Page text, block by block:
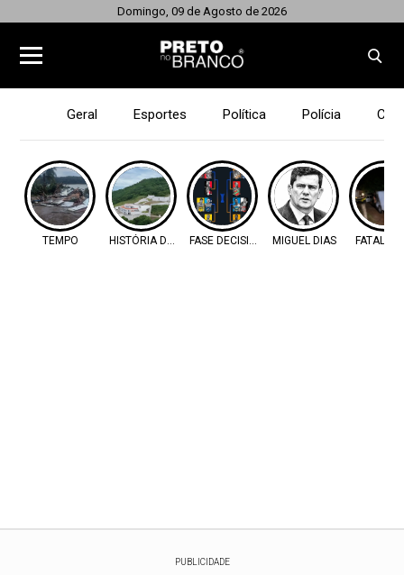
Domingo, 09 de Agosto de 2026
Geral Esportes Política Polícia
TEMPO HISTÓRIA DO OESTEFASE DECISIVA MIGUEL DIAS
PUBLICIDADE